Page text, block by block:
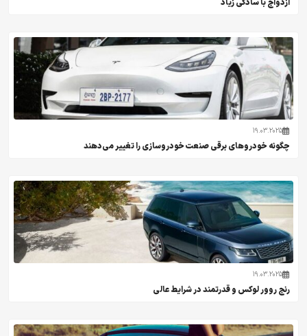
ازدواج با سادگی زیاد
19.03.2025
چگونه خودروهای برقی صنعت خودروسازی را تغییر می‌دهند
19.03.2025
رنج روور لوکس و قدرتمند در شرایط عالی